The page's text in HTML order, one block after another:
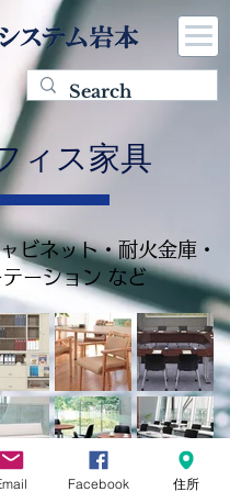
ィス家具
ビネット・耐火金庫・
テーション など
社OAシステム岩本 All Rights Reserved.
Facebook 住所